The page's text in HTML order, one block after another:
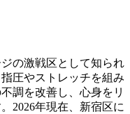
の激戦区として知られ
圧やストレッチを組み
調を改善し、心身をリ
2026年現在、新宿区に